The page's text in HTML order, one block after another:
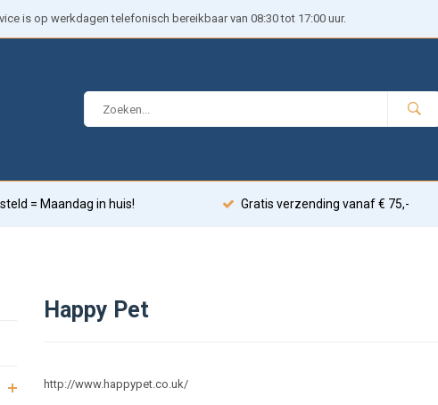
is op werkdagen telefonisch bereikbaar van 08:30 tot 17:00 uur.
= Maandag in huis! Gratis verzending vanaf € 75,-
Happy Pet
http://www.happypet.co.uk/